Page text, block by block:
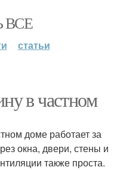
ВСЕ
статьи
в частном
доме работает за
окна, двери, стены и
также проста.